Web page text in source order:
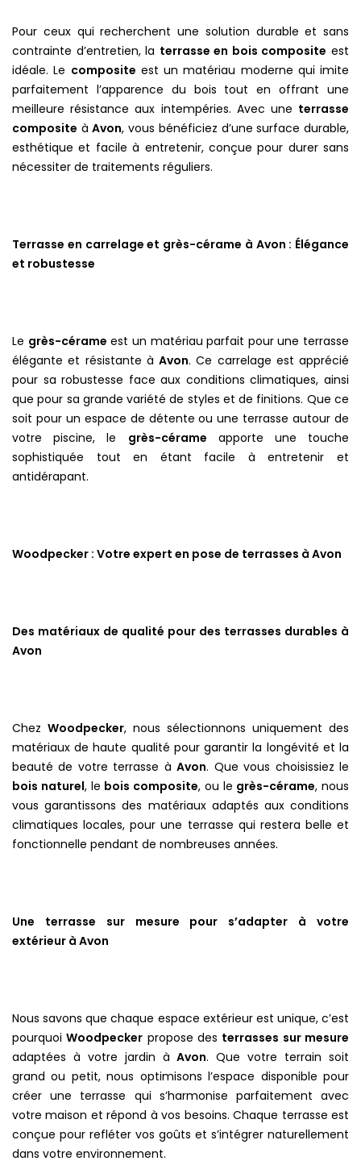
Pour ceux qui recherchent une solution durable et sans
contrainte d’entretien, la terrasse en bois composite est
idéale. Le composite est un matériau moderne qui imite
parfaitement l’apparence du bois tout en offrant une
meilleure résistance aux intempéries. Avec une terrasse
composite àAvon, vous bénéficiez d’une surface durable,
esthétique et facile à entretenir, conçue pour durer sans
nécessiter de traitements réguliers.
Terrasse en carrelage et grès-cérame à Avon : Élégance
et robustesse
Le grès-cérame est un matériau parfait pour une terrasse
élégante et résistante à Avon. Ce carrelage est apprécié
pour sa robustesse face aux conditions climatiques, ainsi
que pour sa grande variété de styles et de finitions. Que ce
soit pour un espace de détente ou une terrasse autour de
votre piscine, le grès-cérame apporte une touche
sophistiquée tout en étant facile à entretenir et
antidérapant.
Woodpecker : Votre expert en pose de terrasses à Avon
Des matériaux de qualité pour des terrasses durables à
Avon
Chez Woodpecker, nous sélectionnons uniquement des
matériaux de haute qualité pour garantir la longévité et la
beauté de votre terrasse àAvon. Que vous choisissiez le
bois naturel, le bois composite, ou le grès-cérame, nous
vous garantissons des matériaux adaptés aux conditions
climatiques locales, pour une terrasse qui restera belle et
fonctionnelle pendant de nombreuses années.
Une terrasse sur mesure pour s’adapter à votre
extérieur à Avon
Nous savons que chaque espace extérieur est unique, c’est
pourquoiWoodpecker propose des terrasses sur mesure
adaptées à votre jardin àAvon. Que votre terrain soit
grand ou petit, nous optimisons l’espace disponible pour
créer une terrasse qui s’harmonise parfaitement avec
votre maison et répond à vos besoins. Chaque terrasse est
conçue pour refléter vos goûts et s’intégrer naturellement
dans votre environnement.